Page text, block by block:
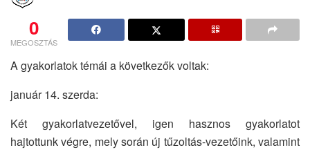
0
MEGOSZTÁS
A gyakorlatok témái a következők voltak:
január 14. szerda:
Két gyakorlatvezetővel, igen hasznos gyakorlatot
hajtottunk végre, mely során új tűzoltás-vezetőink, valamint